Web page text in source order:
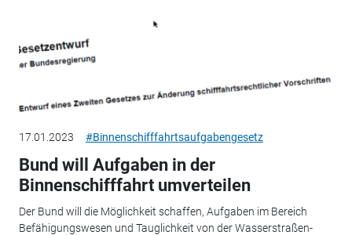
17.01.2023 #Binnenschifffahrtsaufgabengesetz
Bund will Aufgaben in der
Binnenschifffahrt umverteilen
Der Bund will die Möglichkeit schaffen, Aufgaben im Bereich
Befähigungswesen und Tauglichkeit von der Wasserstraßen-